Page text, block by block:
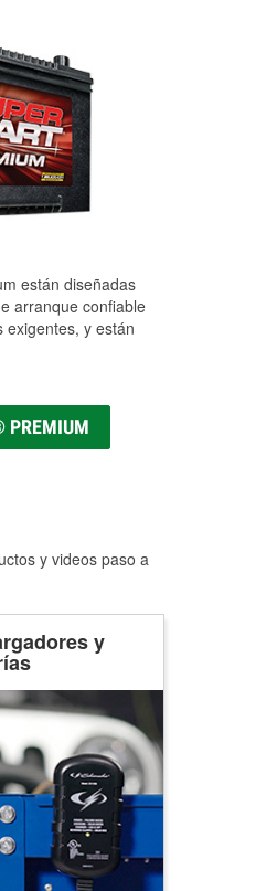
están diseñadas
arranque confiable
exigentes, y están
PREMIUM
y videos paso a
y